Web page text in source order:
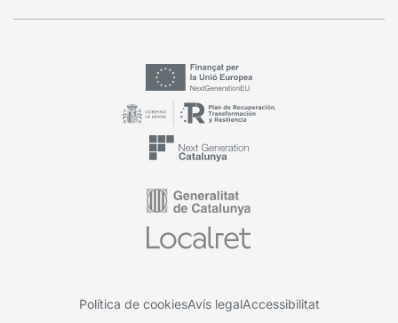
Política de cookiesAvís legalAccessibilitat